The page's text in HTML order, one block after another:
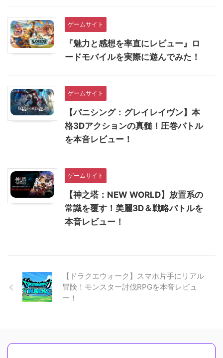
ゲームサイト
『魅力と感想を率直にレビュー』ロ
ードモバイルを実際に遊んでみた！
ゲームサイト
【パニシング：グレイレイヴン】本
格3Dアクションの真髄！圧巻バトル
を本音レビュー！
ゲームサイト
【神之塔：NEW WORLD】放置系の
常識を覆す！美麗3D＆戦略バトルを
本音レビュー！
【ドラクエウォーク】スマホ片手にリアル
冒険！モンスター討伐RPGを本音レビュ
ー！